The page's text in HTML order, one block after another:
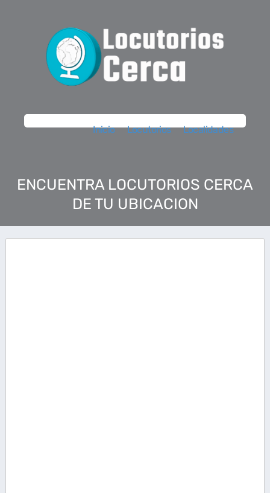
Inicio Locutorios Localidades
ENCUENTRA LOCUTORIOS CERCA
DE TU UBICACION